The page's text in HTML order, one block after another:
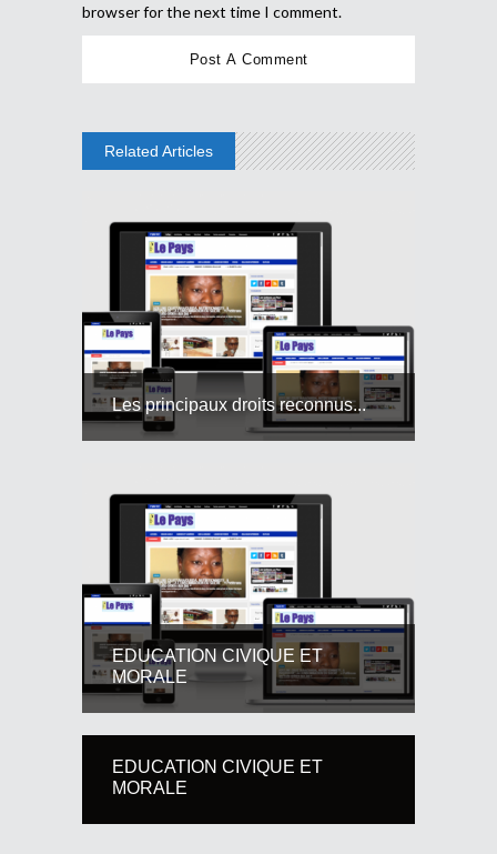
browser for the next time I comment.
Related Articles
Les principaux droits reconnus...
EDUCATION CIVIQUE ET
MORALE
EDUCATION CIVIQUE ET
MORALE